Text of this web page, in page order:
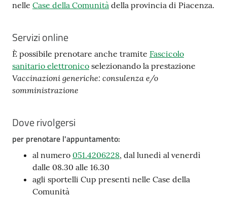
nelle Case della Comunità della provincia di Piacenza.
Servizi online
È possibile prenotare anche tramite Fascicolo
sanitario elettronico selezionando la prestazione
Vaccinazioni generiche: consulenza e/o
somministrazione
Dove rivolgersi
per prenotare l'appuntamento:
al numero 051.4206228, dal lunedì al venerdì
dalle 08.30 alle 16.30
agli sportelli Cup presenti nelle Case della
Comunità